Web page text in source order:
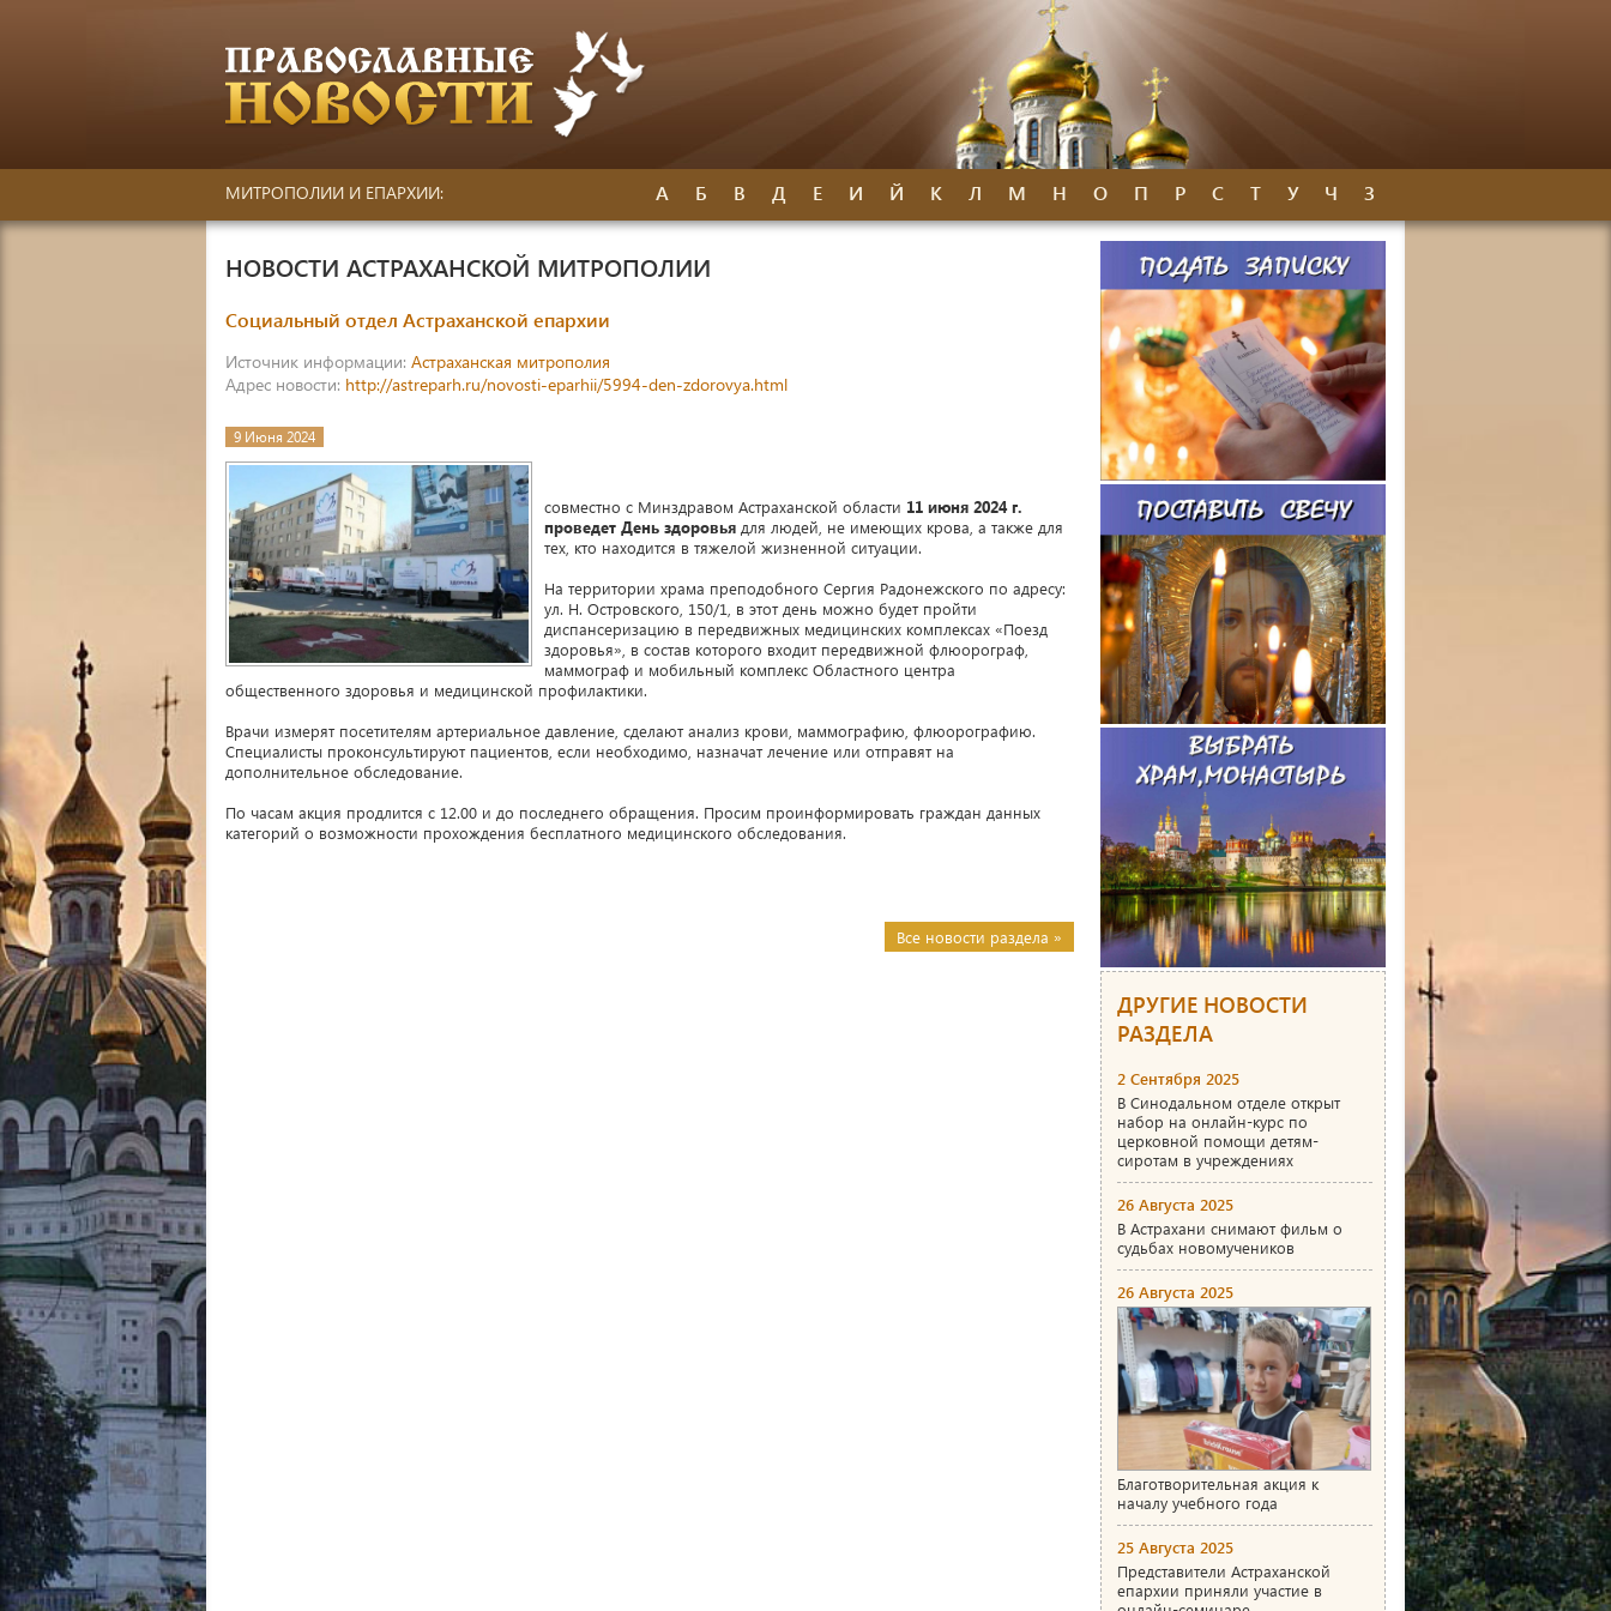
МИТРОПОЛИИ И ЕПАРХИИ: А Б В Д Е И Й К Л М Н О П Р С Т У Ч З
НОВОСТИ АСТРАХАНСКОЙ МИТРОПОЛИИ
Социальный отдел Астраханской епархии
Источник информации: Астраханская митрополия
Адрес новости: http://astreparh.ru/novosti-eparhii/5994-den-zdorovya.html
9 Июня 2024
совместно с Минздравом Астраханской области 11 июня 2024 г.
проведет День здоровья для людей, не имеющих крова, а также для
тех, кто находится в тяжелой жизненной ситуации.
На территории храма преподобного Сергия Радонежского по адресу:
ул. Н. Островского, 150/1, в этот день можно будет пройти
диспансеризацию в передвижных медицинских комплексах «Поезд
здоровья», в состав которого входит передвижной флюорограф,
маммограф и мобильный комплекс Областного центра
общественного здоровья и медицинской профилактики.
Врачи измерят посетителям артериальное давление, сделают анализ крови, маммографию, флюорографию.
Специалисты проконсультируют пациентов, если необходимо, назначат лечение или отправят на
дополнительное обследование.
По часам акция продлится с 12.00 и до последнего обращения. Просим проинформировать граждан данных
категорий о возможности прохождения бесплатного медицинского обследования.
Все новости раздела »
ДРУГИЕ НОВОСТИ
РАЗДЕЛА
2 Сентября 2025
В Синодальном отделе открыт
набор на онлайн-курс по
церковной помощи детям-
сиротам в учреждениях
26 Августа 2025
В Астрахани снимают фильм о
судьбах новомучеников
26 Августа 2025
Благотворительная акция к
началу учебного года
25 Августа 2025
Представители Астраханской
епархии приняли участие в